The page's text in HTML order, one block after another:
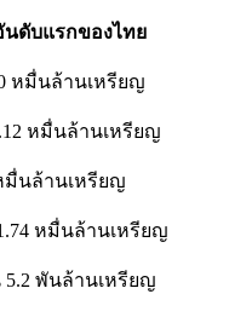
นดับแรกของไทย
หมื่นล้านเหรียญ
หมื่นล้านเหรียญ
มื่นล้านเหรียญ
หมื่นล้านเหรียญ
พันล้านเหรียญ